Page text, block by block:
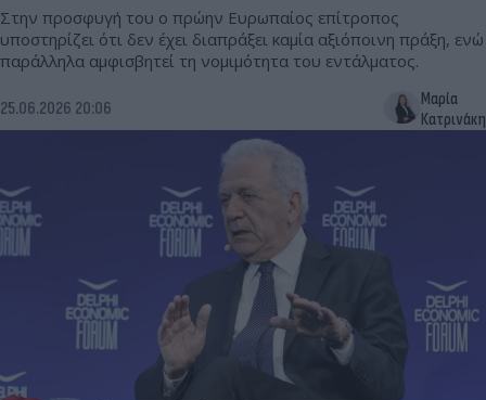
Στην προσφυγή του ο πρώην Ευρωπαίος επίτροπος
υποστηρίζει ότι δεν έχει διαπράξει καμία αξιόποινη πράξη, ενώ
παράλληλα αμφισβητεί τη νομιμότητα του εντάλματος.
25.06.2026 20:06
Μαρία
Κατρινάκη